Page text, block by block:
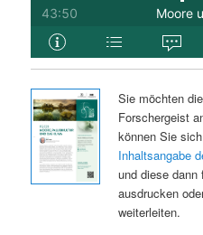
Sie möchten
Forschergeist
können Sie
Inhaltsangabe
und diese
ausdrucken
weiterleiten.